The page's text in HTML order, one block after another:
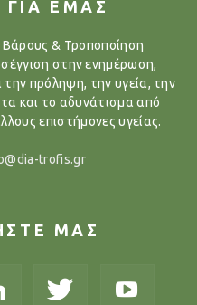
ΓΙΑ ΕΜΑΣ
& Τροποποίηση
στην ενημέρωση,
την πρόληψη, την υγεία, την
και το αδυνάτισμα από
επιστήμονες υγείας.
trofis.gr
ΜΑΣ